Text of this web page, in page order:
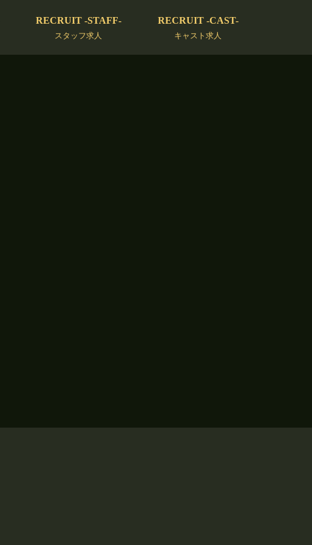
RECRUIT -STAFF-
スタッフ求人
RECRUIT -CAST-
キャスト求人